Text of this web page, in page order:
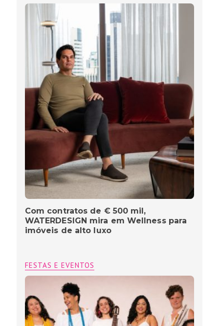
Com contratos de € 500 mil,
WATERDESIGN mira em Wellness para
imóveis de alto luxo
FESTAS E EVENTOS